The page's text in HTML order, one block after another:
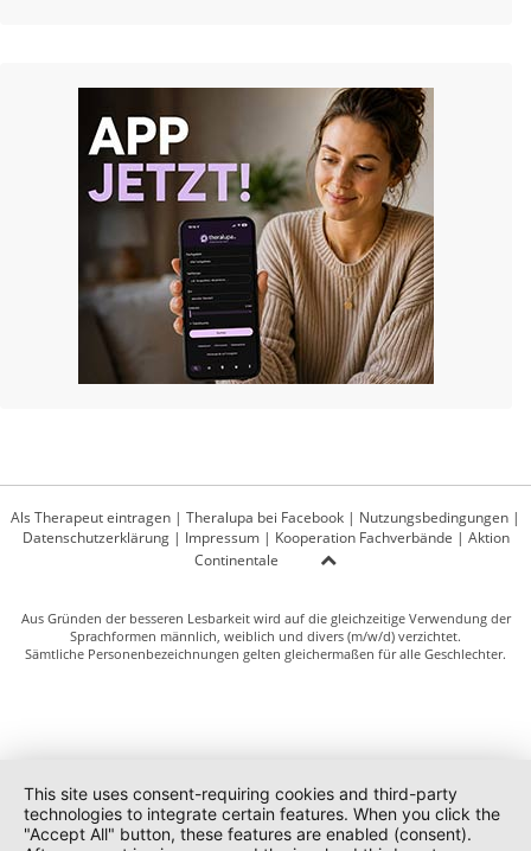
Als Therapeut eintragen | Theralupa bei Facebook | Nutzungsbedingungen |
Datenschutzerklärung| Impressum| Kooperation Fachverbände | Aktion
Continentale
Aus Gründen der besseren Lesbarkeit wird auf die gleichzeitige Verwendung der
Sprachformen männlich, weiblich und divers (m/w/d) verzichtet.
Sämtliche Personenbezeichnungen gelten gleichermaßen für alle Geschlechter.
This site uses consent-requiring cookies and third-party
technologies to integrate certain features. When you click the
"Accept All" button, these features are enabled (consent).